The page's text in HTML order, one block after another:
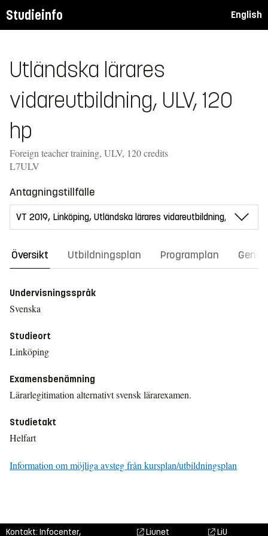
Studieinfo English
Utländska lärares
vidareutbildning, ULV, 120
hp
Foreign teacher training, ULV, 120 credits
L7ULV
Antagningstillfälle
Översikt Utbildningsplan Programplan
Undervisningsspråk
Svenska
Studieort
Linköping
Examensbenämning
Lärarlegitimation alternativt svensk lärarexamen.
Studietakt
Helfart
Information om möjliga avsteg från kursplan/utbildningsplan
Kontakt: Infocenter, Liunet LiU